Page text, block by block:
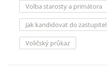
Volba starosty a primátora
Jak kandidovat do
Voličský průkaz